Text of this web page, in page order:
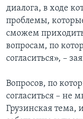
диалога, в ходе
проблемы,
сможем
вопросам, по
согласиться», –
Вопросов, по
согласиться – не
Грузинская тема,